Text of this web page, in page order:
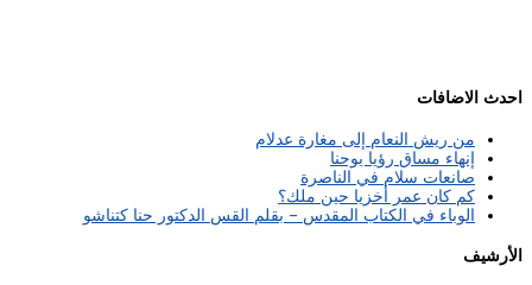
احدث الاضافات
من ريش النعام إلى مغارة عدلام
إنهاء مساق رؤيا يوحنا
صانعات سلام في الناصرة
كم كان عمر أخزيا حين ملك؟
الوباء في الكتاب المقدس – بقلم القس الدكتور حنا كتناشو
الأرشيف